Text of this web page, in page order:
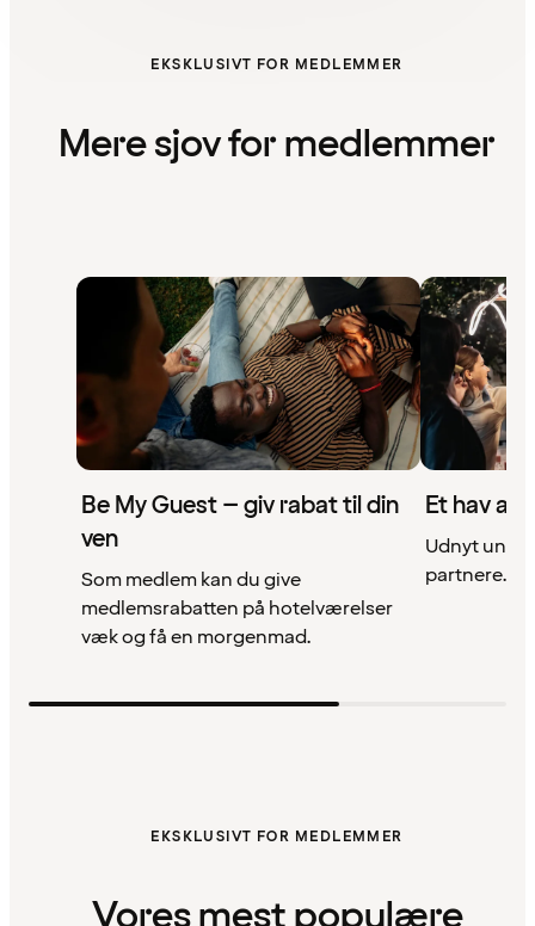
EKSKLUSIVT FOR MEDLEMMER
Mere sjov for medlemmer
Be My Guest – giv rabat til din
ven
Som medlem kan du give
medlemsrabatten på hotelværelser
væk og få en morgenmad.
Et hav af
Udnyt
partnere.
EKSKLUSIVT FOR MEDLEMMER